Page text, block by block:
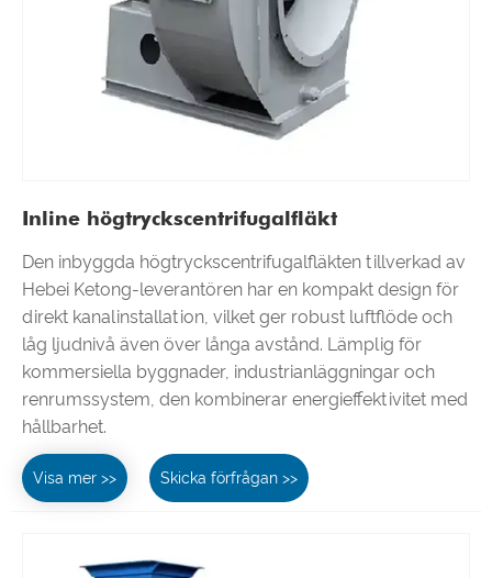
Inline högtryckscentrifugalfläkt
Den inbyggda högtryckscentrifugalfläkten tillverkad av
Hebei Ketong-leverantören har en kompakt design för
direkt kanalinstallation, vilket ger robust luftflöde och
låg ljudnivå även över långa avstånd. Lämplig för
kommersiella byggnader, industrianläggningar och
renrumssystem, den kombinerar energieffektivitet med
hållbarhet.
Visa mer >> Skicka förfrågan >>